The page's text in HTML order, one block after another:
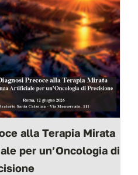
alla Terapia Mirata
per un’Oncologia di